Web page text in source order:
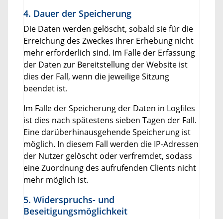
4. Dauer der Speicherung
Die Daten werden gelöscht, sobald sie für die
Erreichung des Zweckes ihrer Erhebung nicht
mehr erforderlich sind. Im Falle der Erfassung
der Daten zur Bereitstellung der Website ist
dies der Fall, wenn die jeweilige Sitzung
beendet ist.
Im Falle der Speicherung der Daten in Logfiles
ist dies nach spätestens sieben Tagen der Fall.
Eine darüberhinausgehende Speicherung ist
möglich. In diesem Fall werden die IP-Adressen
der Nutzer gelöscht oder verfremdet, sodass
eine Zuordnung des aufrufenden Clients nicht
mehr möglich ist.
5. Widerspruchs- und
Beseitigungsmöglichkeit